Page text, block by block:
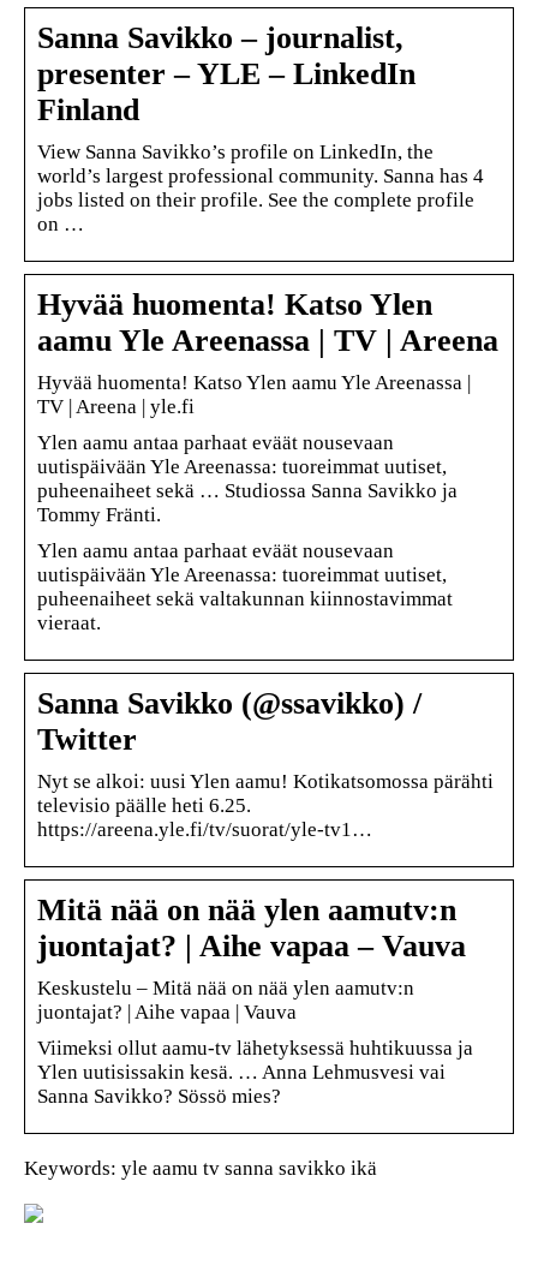
Sanna Savikko – journalist,
presenter – YLE – LinkedIn
Finland
View Sanna Savikko’s profile on LinkedIn, the
world’s largest professional community. Sanna has 4
jobs listed on their profile. See the complete profile
on …
Hyvää huomenta! Katso Ylen
aamu Yle Areenassa | TV | Areena
Hyvää huomenta! Katso Ylen aamu Yle Areenassa |
TV | Areena | yle.fi
Ylen aamu antaa parhaat eväät nousevaan
uutispäivään Yle Areenassa: tuoreimmat uutiset,
puheenaiheet sekä … Studiossa Sanna Savikko ja
Tommy Fränti.
Ylen aamu antaa parhaat eväät nousevaan
uutispäivään Yle Areenassa: tuoreimmat uutiset,
puheenaiheet sekä valtakunnan kiinnostavimmat
vieraat.
Sanna Savikko (@ssavikko) /
Twitter
Nyt se alkoi: uusi Ylen aamu! Kotikatsomossa pärähti
televisio päälle heti 6.25.
https://areena.yle.fi/tv/suorat/yle-tv1…
Mitä nää on nää ylen aamutv:n
juontajat? | Aihe vapaa – Vauva
Keskustelu – Mitä nää on nää ylen aamutv:n
juontajat? | Aihe vapaa | Vauva
Viimeksi ollut aamu-tv lähetyksessä huhtikuussa ja
Ylen uutisissakin kesä. … Anna Lehmusvesi vai
Sanna Savikko? Sössö mies?
Keywords: yle aamu tv sanna savikko ikä